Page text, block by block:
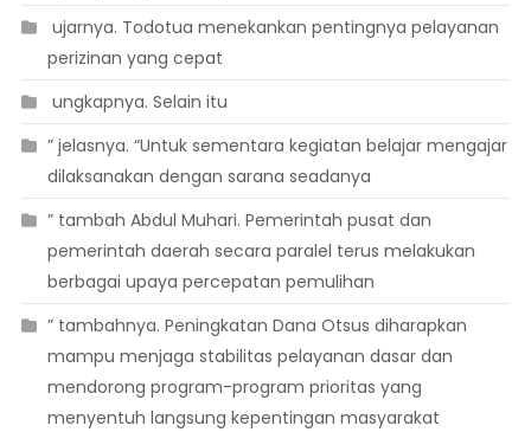
 ujarnya. Todotua menekankan pentingnya pelayanan
perizinan yang cepat
 ungkapnya. Selain itu
” jelasnya. “Untuk sementara kegiatan belajar mengajar
dilaksanakan dengan sarana seadanya
” tambah Abdul Muhari. Pemerintah pusat dan
pemerintah daerah secara paralel terus melakukan
berbagai upaya percepatan pemulihan
” tambahnya. Peningkatan Dana Otsus diharapkan
mampu menjaga stabilitas pelayanan dasar dan
mendorong program-program prioritas yang
menyentuh langsung kepentingan masyarakat